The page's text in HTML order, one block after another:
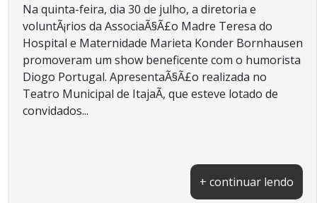
Na quinta-feira, dia 30 de julho, a diretoria e
voluntÃ¡rios da AssociaÃ§Ã£o Madre Teresa do
Hospital e Maternidade Marieta Konder Bornhausen
promoveram um show beneficente com o humorista
Diogo Portugal. ApresentaÃ§Ã£o realizada no
Teatro Municipal de ItajaÃ­, que esteve lotado de
convidados...
+ continuar lendo